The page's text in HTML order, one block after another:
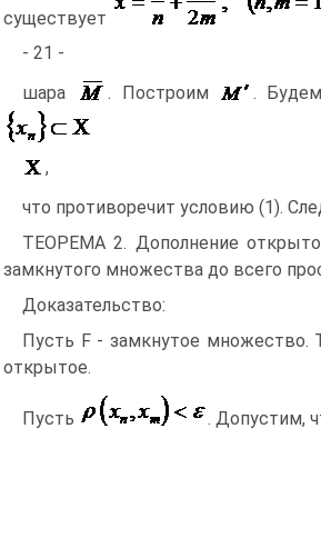
существует
- 21 -
шара
. Построим .
,
что противоречит условию (1).
ТЕОРЕМА 2. Дополнение
замкнутого множества до всего
Доказательство:
Пусть F - замкнутое множество.
открытое.
Пусть . Допустим,